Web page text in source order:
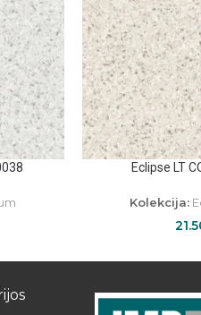
Eclipse LT
Kolekcija: